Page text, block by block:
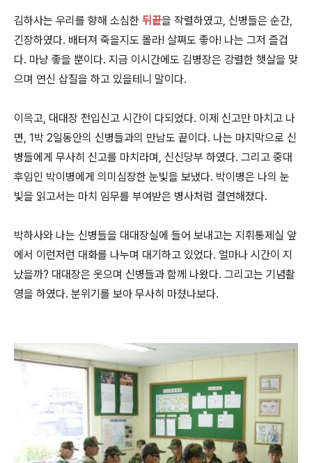
김하사는 우리를 향해 소심한 뒤끝을 작렬하였고, 신병들은 순간,
긴장하였다. 배터져 죽을지도 몰라! 살쪄도 좋아! 나는 그저 즐겁
다. 마냥 좋을 뿐이다. 지금 이시간에도 김병장은 강렬한 햇살을 맞
으며 연신 삽질을 하고 있을테니 말이다.
이윽고, 대대장 전입신고 시간이 다되었다. 이제 신고만 마치고 나
면, 1박 2일동안의 신병들과의 만남도 끝이다. 나는 마지막으로 신
병들에게 무사히 신고를 마치라며, 신신당부 하였다. 그리고 중대
후임인 박이병에게 의미심장한 눈빛을 보냈다. 박이병은 나의 눈
빛을 읽고서는 마치 임무를 부여받은 병사처럼 결연해졌다.
박하사와 나는 신병들을 대대장실에 들어 보내고는 지휘통제실 앞
에서 이런저런 대화를 나누며 대기하고 있었다. 얼마나 시간이 지
났을까? 대대장은 웃으며 신병들과 함께 나왔다. 그리고는 기념촬
영을 하였다. 분위기를 보아 무사히 마쳤나보다.